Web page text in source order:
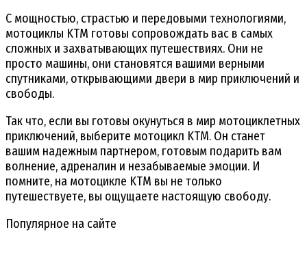
С мощностью, страстью и передовыми технологиями,
мотоциклы KTM готовы сопровождать вас в самых
сложных и захватывающих путешествиях. Они не
просто машины, они становятся вашими верными
спутниками, открывающими двери в мир приключений и
свободы.
Так что, если вы готовы окунуться в мир мотоциклетных
приключений, выберите мотоцикл KTM. Он станет
вашим надежным партнером, готовым подарить вам
волнение, адреналин и незабываемые эмоции. И
помните, на мотоцикле KTM вы не только
путешествуете, вы ощущаете настоящую свободу.
Популярное на сайте